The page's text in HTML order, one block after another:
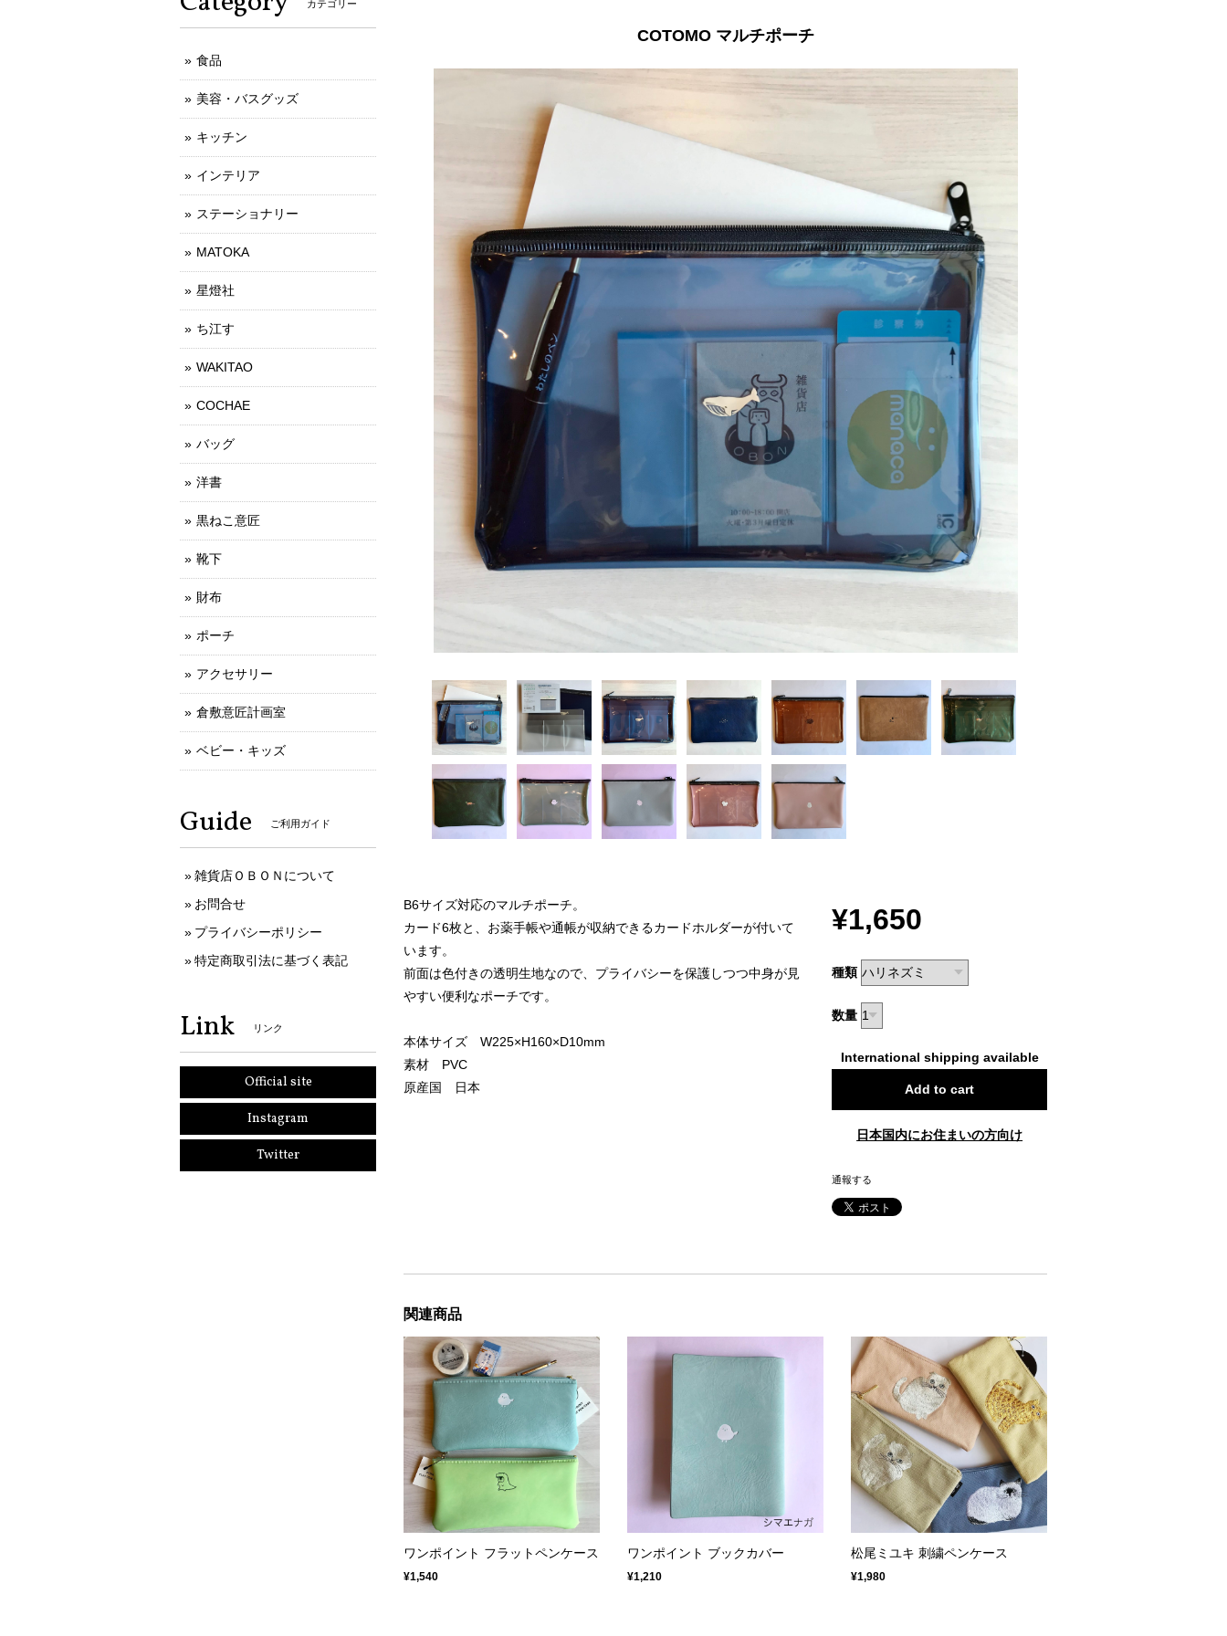
COTOMO マルチポーチ
B6サイズ対応のマルチポーチ。
カード6枚と、お薬手帳や通帳が収納できるカードホルダーが付いて
います。
前面は色付きの透明生地なので、プライバシーを保護しつつ中身が見
やすい便利なポーチです。
本体サイズ W225×H160×D10mm
素材 PVC
原産国 日本
¥1,650
種類
数量
International shipping available
Add to cart
日本国内にお住まいの方向け
通報する
関連商品
ワンポイント フラットペンケース
¥1,540
ワンポイント ブックカバー
¥1,210
松尾ミユキ 刺繍ペンケース
¥1,980
カテゴリー
食品
美容・バスグッズ
キッチン
インテリア
ステーショナリー
MATOKA
星燈社
ち江す
WAKITAO
COCHAE
バッグ
洋書
黒ねこ意匠
靴下
財布
ポーチ
アクセサリー
倉敷意匠計画室
ベビー・キッズ
Guide ご利用ガイド
雑貨店ＯＢＯＮについて
お問合せ
プライバシーポリシー
特定商取引法に基づく表記
Link リンク
Official site
Instagram
Twitter